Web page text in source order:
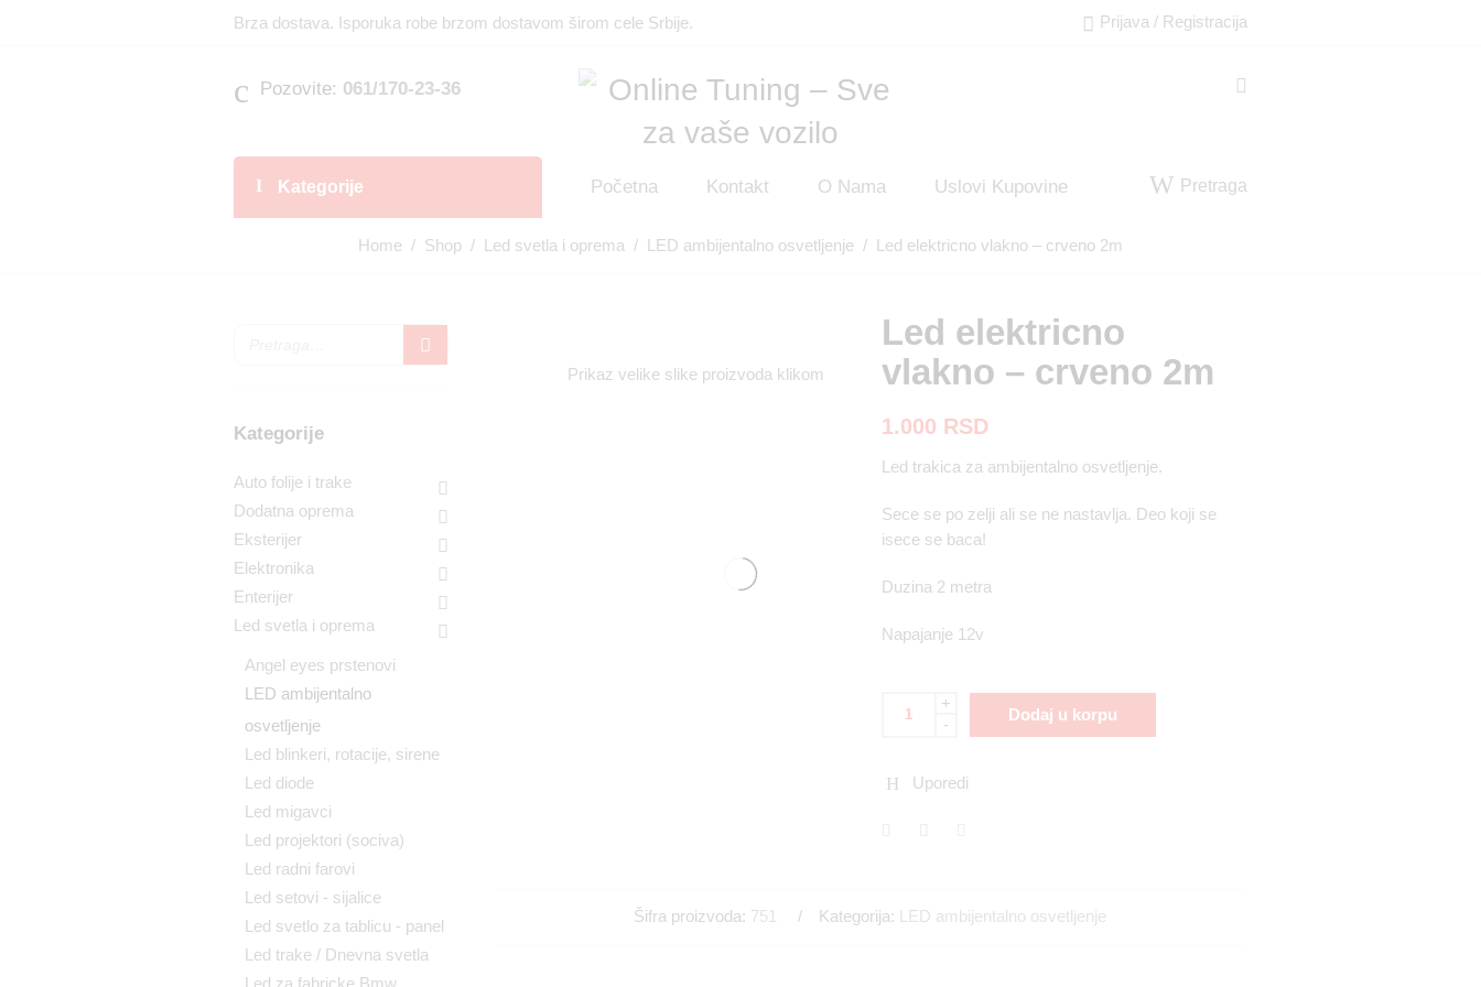
Brza dostava. Isporuka robe brzom dostavom širom cele Srbije. Prijava / Registracija
Pozovite: 061/170-23-36
Kategorije Početna Kontakt O Nama Uslovi Kupovine Pretraga
Home/ Shop/ Led svetla i oprema / LED ambijentalno osvetljenje/ Led elektricno vlakno – crveno 2m
Prikaz velike slike proizvoda klikom
Led elektricno
vlakno – crveno 2m
1.000 RSD
Led trakica za ambijentalno osvetljenje.
Sece se po zelji ali se ne nastavlja. Deo koji se
isece se baca!
Duzina 2 metra
Napajanje 12v
+
-
Dodaj u korpu
Uporedi
Šifra proizvoda: 751 Kategorija: LED ambijentalno osvetljenje
Kategorije
Auto folije i trake
Dodatna oprema
Eksterijer
Elektronika
Enterijer
Led svetla i oprema
Angel eyes prstenovi
LED ambijentalno
osvetljenje
Led blinkeri, rotacije, sirene
Led diode
Led migavci
Led projektori (sociva)
Led radni farovi
Led setovi - sijalice
Led svetlo za tablicu - panel
Led trake / Dnevna svetla